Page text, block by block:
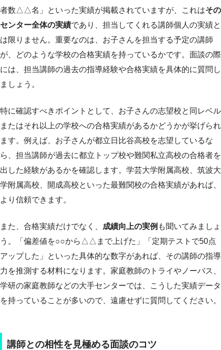
者数△△名」といった実績が掲載されていますが、これはその
センター全体の実績であり、担当してくれる講師個人の実績と
は限りません。重要なのは、お子さんを担当する予定の講師
が、どのような学校の合格実績を持っているかです。面談の際
には、担当講師の過去の指導経験や合格実績を具体的に質問し
ましょう。
特に確認すべきポイントとして、お子さんの志望校と同レベル
またはそれ以上の学校への合格実績があるかどうかが挙げられ
ます。例えば、お子さんが都立日比谷高校を志望しているな
ら、担当講師が過去に都立トップ校や難関私立高校の合格者を
出した経験があるかを確認します。学芸大学附属高校、筑波大
学附属高校、開成高校といった最難関校の合格実績があれば、
より信頼できます。
また、合格実績だけでなく、 成績向上の実例 も聞いてみましょ
う。「偏差値を○○から△△まで上げた」「定期テストで50点
アップした」といった具体的な数字があれば、その講師の指導
力を推測する材料になります。家庭教師のトライやノーバス、
学研の家庭教師などの大手センターでは、こうした実績データ
を持っていることが多いので、遠慮せずに質問してください。
講師との相性を見極める面談のコツ